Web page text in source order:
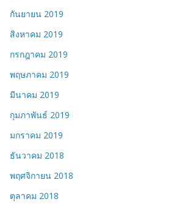
กันยายน 2019
สิงหาคม 2019
กรกฎาคม 2019
พฤษภาคม 2019
มีนาคม 2019
กุมภาพันธ์ 2019
มกราคม 2019
ธันวาคม 2018
พฤศจิกายน 2018
ตุลาคม 2018